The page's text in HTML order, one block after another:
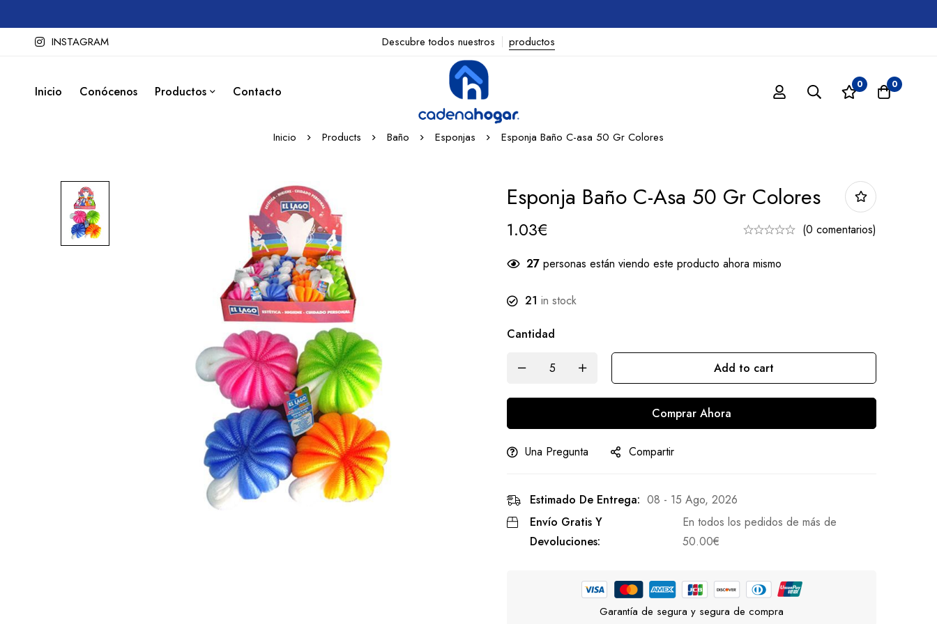
INSTAGRAM Descubre todos nuestros productos
Inicio Conócenos Productos Contacto 0 0
Inicio Products Baño Esponjas Esponja Baño C-asa 50 Gr Colores
Esponja Baño C-Asa 50 Gr Colores
1.03€ (0 comentarios)
27 personas están viendo este producto ahora mismo
21 in stock
Cantidad
Add to cart
Comprar Ahora
Una Pregunta Compartir
Estimado De Entrega: 08 - 15 Ago, 2026
Envío Gratis Y
Devoluciones:
En todos los pedidos de más de
50.00€
Garantía de segura y segura de compra